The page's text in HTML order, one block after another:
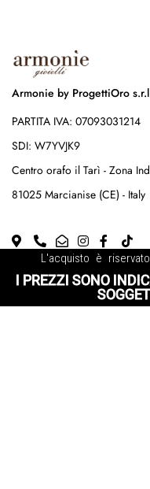
Armonie by ProgettiOro
PARTITA IVA: 07093031214
SDI: W7YVJK9
Centro orafo il Tarì - Zona
81025 Marcianise (CE) - Italy
MENU
L'acquisto è
I PREZZI SONO